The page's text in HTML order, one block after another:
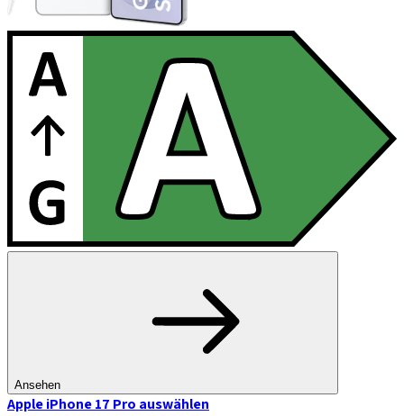
Ansehen
Apple iPhone 17 Pro auswählen